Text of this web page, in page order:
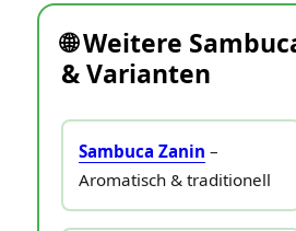
🌐 Weitere
& Varianten
Sambuca Zanin –
Aromatisch & traditionell